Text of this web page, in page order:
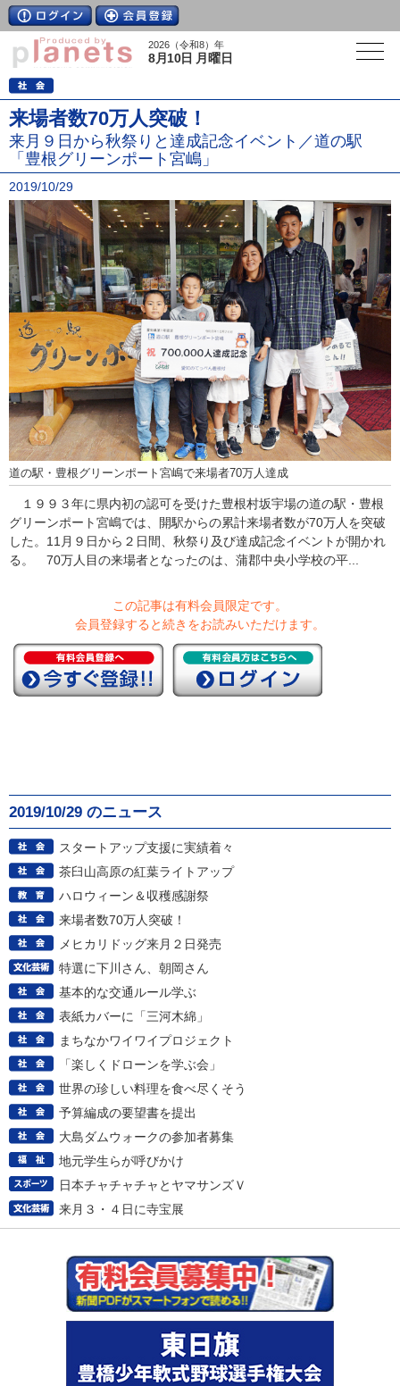
2026（令和8）年
8月10日 月曜日
来場者数70万人突破！
来月９日から秋祭りと達成記念イベント／道の駅
「豊根グリーンポート宮嶋」
2019/10/29
道の駅・豊根グリーンポート宮嶋で来場者70万人達成
１９９３年に県内初の認可を受けた豊根村坂宇場の道の駅・豊根
グリーンポート宮嶋では、開駅からの累計来場者数が70万人を突破
した。11月９日から２日間、秋祭り及び達成記念イベントが開かれ
る。 70万人目の来場者となったのは、蒲郡中央小学校の平...
この記事は有料会員限定です。
会員登録すると続きをお読みいただけます。
2019/10/29 のニュース
スタートアップ支援に実績着々
茶臼山高原の紅葉ライトアップ
ハロウィーン＆収穫感謝祭
来場者数70万人突破！
メヒカリドッグ来月２日発売
特選に下川さん、朝岡さん
基本的な交通ルール学ぶ
表紙カバーに「三河木綿」
まちなかワイワイプロジェクト
「楽しくドローンを学ぶ会」
世界の珍しい料理を食べ尽くそう
予算編成の要望書を提出
大島ダムウォークの参加者募集
地元学生らが呼びかけ
日本チャチャチャとヤマサンズＶ
来月３・４日に寺宝展